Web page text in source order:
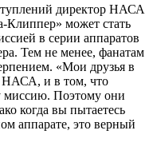
директор НАСА
Клиппер» может стать
в серии аппаратов
Тем не менее, фанатам
«Мои друзья в
НАСА, и в том, что
миссию. Поэтому они
когда вы пытаетесь
аппарате, это верный